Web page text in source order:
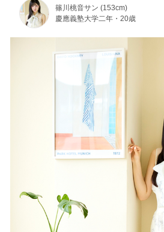
篠川桃音サン (153cm)
慶應義塾大学二年・20歳